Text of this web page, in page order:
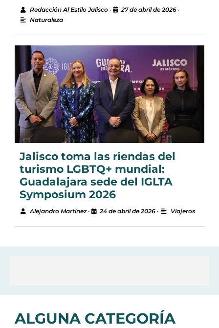
Redacción Al Estilo Jalisco • 27 de abril de 2026 •
Naturaleza
Jalisco toma las riendas del
turismo LGBTQ+ mundial:
Guadalajara sede del IGLTA
Symposium 2026
Alejandro Martínez • 24 de abril de 2026 • Viajeros
ALGUNA CATEGORÍA